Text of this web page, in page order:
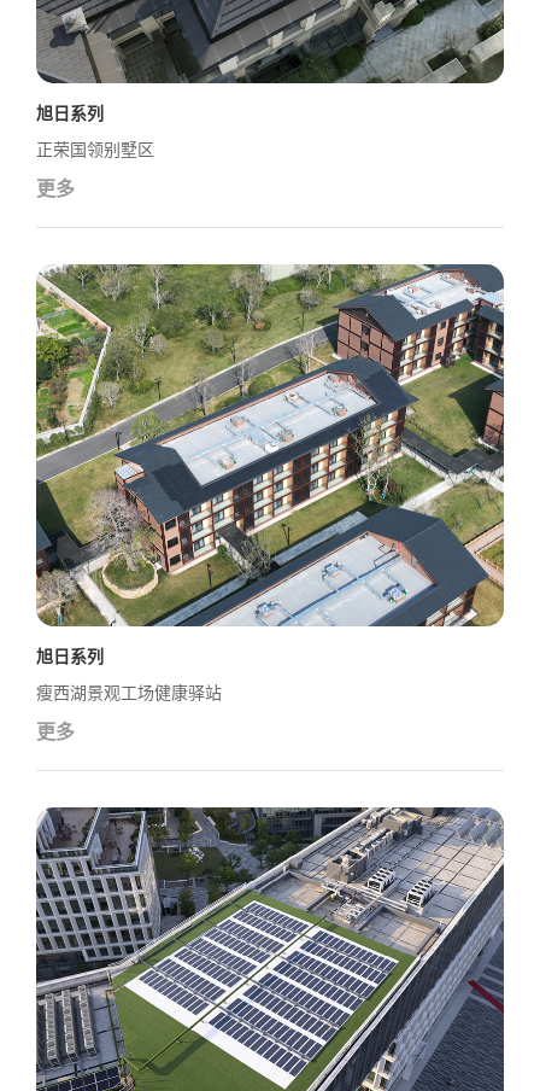
旭日系列
正荣国领别墅区
更多
旭日系列
瘦西湖景观工场健康驿站
更多